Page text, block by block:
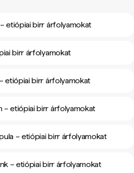
etiópiai birr árfolyamokat
birr árfolyamokat
etiópiai birr árfolyamokat
– etiópiai birr árfolyamokat
– etiópiai birr árfolyamokat
– etiópiai birr árfolyamokat